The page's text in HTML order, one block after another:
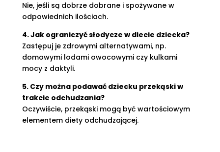
Nie, jeśli są dobrze dobrane i spożywane w
odpowiednich ilościach.
4. Jak ograniczyć słodycze w diecie dziecka?
Zastępuj je zdrowymi alternatywami, np.
domowymi lodami owocowymi czy kulkami
mocy z daktyli.
5. Czy można podawać dziecku przekąski w
trakcie odchudzania?
Oczywiście, przekąski mogą być wartościowym
elementem diety odchudzającej.